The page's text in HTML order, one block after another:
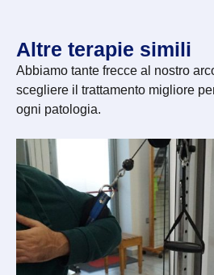
Altre terapie simili
Abbiamo tante frecce al nostro
scegliere il trattamento migliore
ogni patologia.